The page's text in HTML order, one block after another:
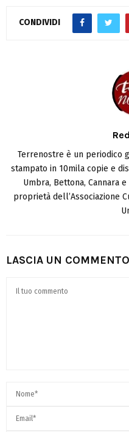
CONDIVIDI
Terrenostre è un periodico
stampato in 10mila copie e
Umbra, Bettona, Cannara
proprietà dell’Associazione
LASCIA UN COMMENTO